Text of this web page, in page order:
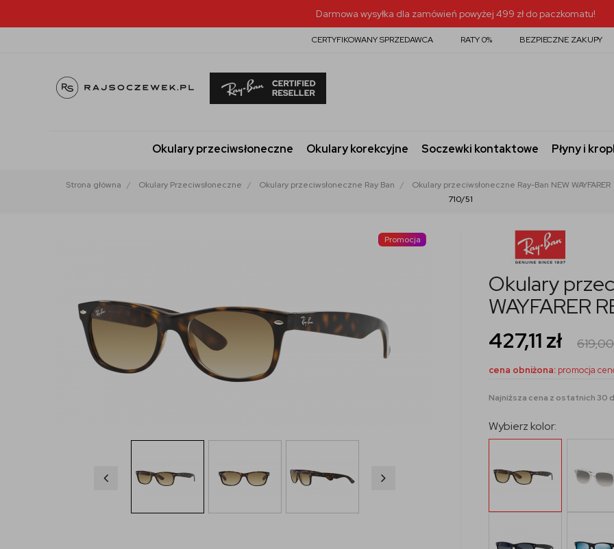
Darmowa wysyłka dla zamówień powyżej 499 zł do paczkomatu!
CERTYFIKOWANY SPRZEDAWCA RATY 0% BEZPIECZNE ZAKUPY
Okulary przeciwsłoneczne Okulary korekcyjne Soczewki kontaktowe Płyny i
Strona główna Okulary Przeciwsłoneczne Okulary przeciwsłoneczne Ray Ban Okulary przeciwsłoneczne Ray-Ban NEW WAYFARER
710/51
Promocja
Okulary
WAYFARER
427,11 zł
cena obniżona: promocja
Najniższa cena z ostatnich 30
Wybierz kolor: